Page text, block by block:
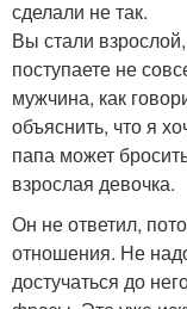
сделали не так.
Вы стали
поступаете не
мужчина, как
объяснить, что я
папа может
взрослая девочка.
Он не ответил,
отношения. Не
достучаться до